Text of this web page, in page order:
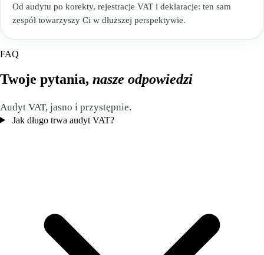
Od audytu po korekty, rejestracje VAT i deklaracje: ten sam
zespół towarzyszy Ci w dłuższej perspektywie.
FAQ
Twoje pytania, nasze odpowiedzi
Audyt VAT, jasno i przystępnie.
Jak długo trwa audyt VAT?